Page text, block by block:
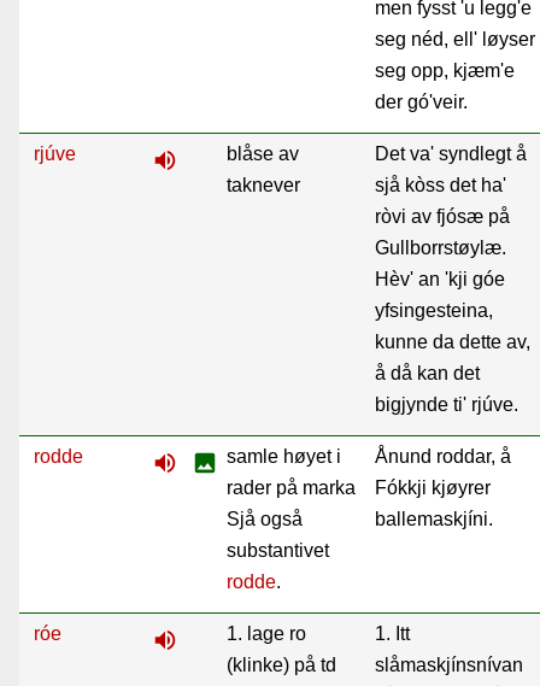
men fysst 'u legg'e
seg néd, ell' løyser
seg opp, kjæm'e
der gó'veir.
rjúve volume_up
blåse av
taknever
Det va' syndlegt å
sjå kòss det ha'
ròvi av fjósæ på
Gullborrstøylæ.
Hèv' an 'kji góe
yfsingesteina,
kunne da dette av,
å då kan det
bigjynde ti' rjúve.
rodde volume_up image samle høyet i
rader på marka
Sjå også
substantivet
rodde.
Ånund roddar, å
Fókkji kjøyrer
ballemaskjíni.
róe volume_up
1. lage ro
(klinke) på td
1. Itt
slåmaskjínsnívan